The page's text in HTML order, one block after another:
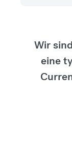
Wir
eine